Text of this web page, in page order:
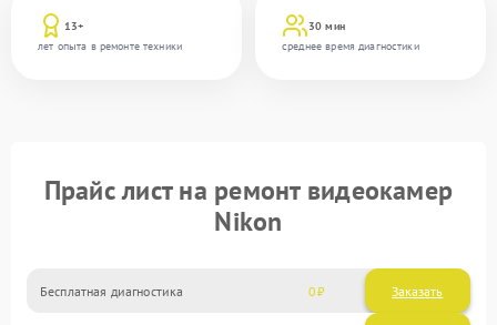
13+
лет опыта в ремонте техники
30 мин
среднее время диагностики
Прайс лист на ремонт видеокамер
Nikon
Бесплатная диагностика 0 Заказать